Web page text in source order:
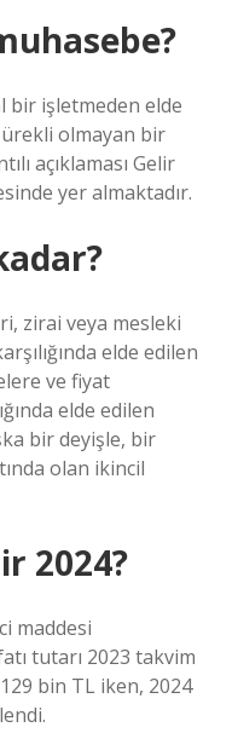
bir işletmeden elde
olmayan bir
açıklaması Gelir
yer almaktadır.
zirai veya mesleki
elde edilen
ve fiyat
elde edilen
bir deyişle, bir
olan ikincil
2024?
maddesi
tutarı 2023 takvim
bin TL iken, 2024